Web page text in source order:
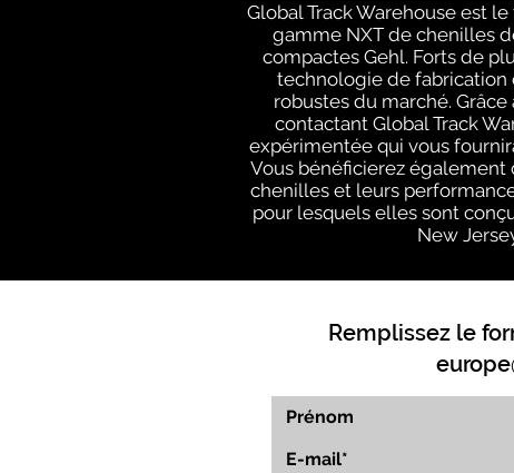
Global Track Warehouse est
gamme NXT de chenilles
compactes Gehl. Forts de
technologie de
robustes du marché.
contactant Global Track
expérimentée qui vous
Vous bénéficierez
chenilles et leurs
pour lesquels elles sont
New
Remplissez le